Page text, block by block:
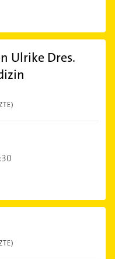
Ulrike Dres.